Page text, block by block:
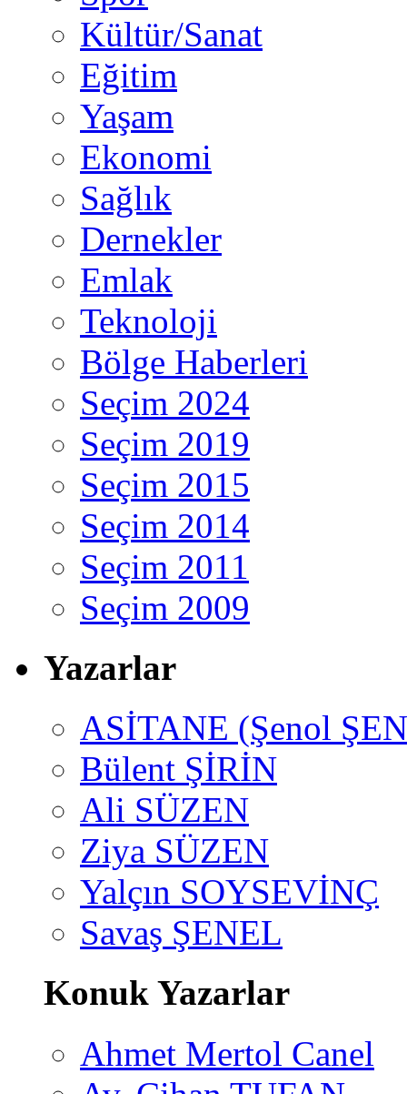
Kültür/Sanat
Eğitim
Yaşam
Ekonomi
Sağlık
Dernekler
Emlak
Teknoloji
Bölge Haberleri
Seçim 2024
Seçim 2019
Seçim 2015
Seçim 2014
Seçim 2011
Seçim 2009
Yazarlar
ASİTANE (Şenol
Bülent ŞİRİN
Ali SÜZEN
Ziya SÜZEN
Yalçın SOYSEVİNÇ
Savaş ŞENEL
Konuk Yazarlar
Ahmet Mertol Canel